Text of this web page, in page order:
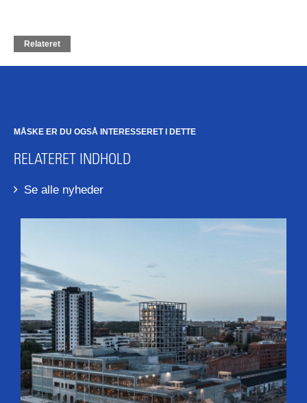
Relateret
MÅSKE ER DU OGSÅ INTERESSERET I DETTE
RELATERET INDHOLD
Se alle nyheder